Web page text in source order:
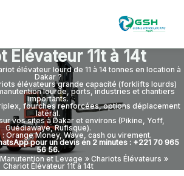
Élévateur 11t à 14t
élévateur lourd de 11 à 14 tonnes en location à
Dakar ?
élévateurs grande capacité (forklifts lourds)
lourde, ports, industries et chantiers
importants.
fourches renforcées, options déplacement
latéral.
vos sites à Dakar et environs (Pikine, Yoff,
Guédiawaye, Rufisque).
Orange Money, Wave, cash ou virement.
pour un devis en 2 minutes : +221 70 965
56 56.
Manutention et Levage
Chariots Élévateurs
Chariot Élévateur 11t à 14t